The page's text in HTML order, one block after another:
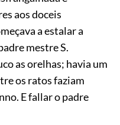
aos doceis
a estalar a
mestre S.
as orelhas; havia um
os ratos faziam
E fallar o padre